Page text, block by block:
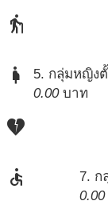
elderly
pregnant_woman 5. กลุ่มหญิง
0.00บาท
heart_broken
accessible 7. ก
0.00